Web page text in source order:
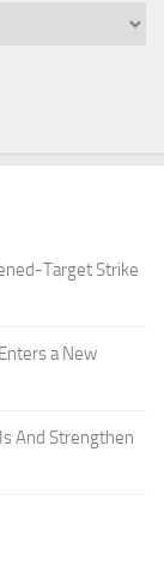
Target Strike
a New
And Strengthen